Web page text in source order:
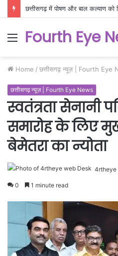
Menu
Fourth Eye
Home / छत्तीसगढ़ न्यूज़ | Fourth Eye
छत्तीसगढ़ न्यूज़ | Fourth Eye News
स्वतंत्रता सेनानी
समारोह के लिए
बेमेतरा का न्योता
4rtheye
0 1 minute read